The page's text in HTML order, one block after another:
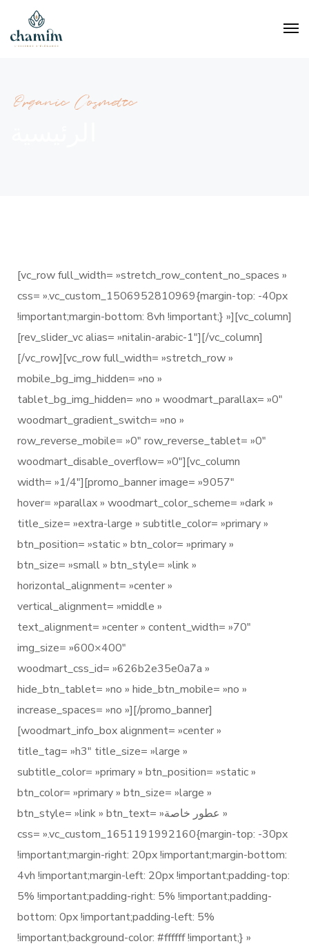
Organic Cosmetic
[vc_row full_width= »stretch_row_content_no_spaces »
css= ».vc_custom_1506952810969{margin-top: -40px
!important;margin-bottom: 8vh !important;} »][vc_column]
[rev_slider_vc alias= »nitalin-arabic-1″][/vc_column]
[/vc_row][vc_row full_width= »stretch_row »
mobile_bg_img_hidden= »no »
tablet_bg_img_hidden= »no » woodmart_parallax= »0″
woodmart_gradient_switch= »no »
row_reverse_mobile= »0″ row_reverse_tablet= »0″
woodmart_disable_overflow= »0″][vc_column
width= »1/4″][promo_banner image= »9057″
hover= »parallax » woodmart_color_scheme= »dark »
title_size= »extra-large » subtitle_color= »primary »
btn_position= »static » btn_color= »primary »
btn_size= »small » btn_style= »link »
horizontal_alignment= »center »
vertical_alignment= »middle »
text_alignment= »center » content_width= »70″
img_size= »600×400″
woodmart_css_id= »626b2e35e0a7a »
hide_btn_tablet= »no » hide_btn_mobile= »no »
increase_spaces= »no »][/promo_banner]
[woodmart_info_box alignment= »center »
title_tag= »h3″ title_size= »large »
subtitle_color= »primary » btn_position= »static »
btn_color= »primary » btn_size= »large »
btn_style= »link » btn_text= »عطور خاصة »
css= ».vc_custom_1651191992160{margin-top: -30px
!important;margin-right: 20px !important;margin-bottom:
4vh !important;margin-left: 20px !important;padding-top:
5% !important;padding-right: 5% !important;padding-
bottom: 0px !important;padding-left: 5%
!important;background-color: #ffffff !important;} »